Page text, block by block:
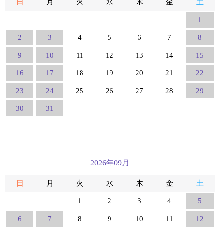
日 月 火 水 木 金 土
1
2 3 4 5 6 7 8
9 10 11 12 13 14 15
16 17 18 19 20 21 22
23 24 25 26 27 28 29
30 31
2026年09月
日 月 火 水 木 金 土
1 2 3 4 5
6 7 8 9 10 11 12